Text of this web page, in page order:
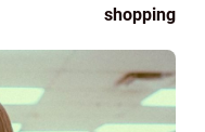
shopping